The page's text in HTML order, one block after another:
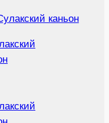
каньон